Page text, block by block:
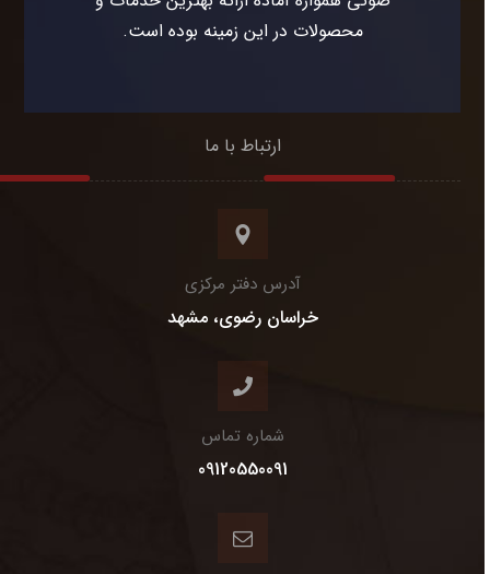
محصولات در این زمینه بوده است.
ارتباط با ما
آدرس دفتر مرکزی
خراسان رضوی، مشهد
شماره تماس
09120550091